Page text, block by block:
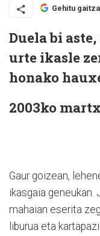
Gehitu
Duela bi
urte ikasle
honako
2003ko
Gaur goizean,
ikasgaia geneukan.
mahaian eserita
liburua eta